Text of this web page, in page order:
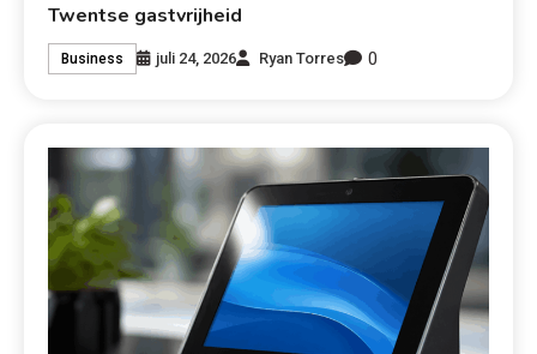
Twentse gastvrijheid
Business juli 24, 2026 Ryan Torres 0